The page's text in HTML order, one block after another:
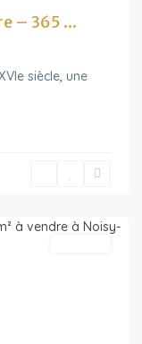
– 365 ...
siècle, une